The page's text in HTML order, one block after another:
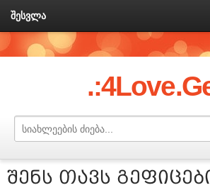
შესვლა
შენს თავს